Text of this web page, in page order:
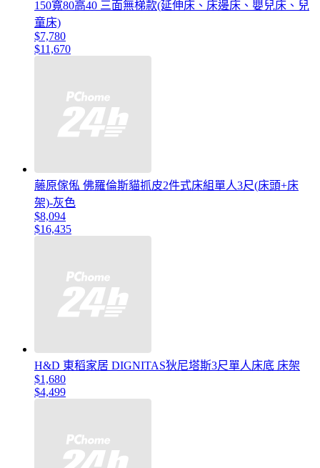
150寬80高40 三面無梯款(延伸床、床邊床、嬰兒床、兒
童床)
$7,780
$11,670
藤原傢俬 佛羅倫斯貓抓皮2件式床組單人3尺(床頭+床
架)-灰色
$8,094
$16,435
H&D 東稻家居 DIGNITAS狄尼塔斯3尺單人床底 床架
$1,680
$4,499